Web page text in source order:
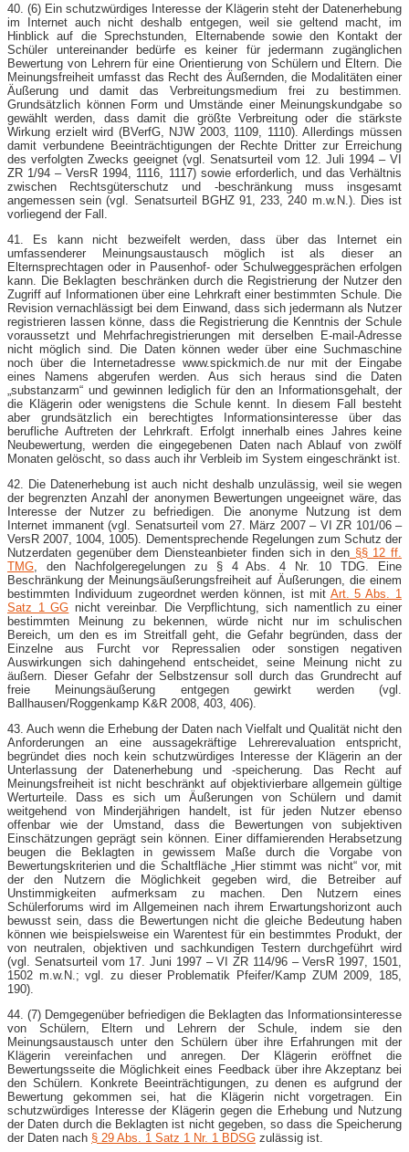
40. (6) Ein schutzwürdiges Interesse der Klägerin steht der Datenerhebung
im Internet auch nicht deshalb entgegen, weil sie geltend macht, im
Hinblick auf die Sprechstunden, Elternabende sowie den Kontakt der
Schüler untereinander bedürfe es keiner für jedermann zugänglichen
Bewertung von Lehrern für eine Orientierung von Schülern und Eltern. Die
Meinungsfreiheit umfasst das Recht des Äußernden, die Modalitäten einer
Äußerung und damit das Verbreitungsmedium frei zu bestimmen.
Grundsätzlich können Form und Umstände einer Meinungskundgabe so
gewählt werden, dass damit die größte Verbreitung oder die stärkste
Wirkung erzielt wird (BVerfG, NJW 2003, 1109, 1110). Allerdings müssen
damit verbundene Beeinträchtigungen der Rechte Dritter zur Erreichung
des verfolgten Zwecks geeignet (vgl. Senatsurteil vom 12. Juli 1994 – VI
ZR 1/94 – VersR 1994, 1116, 1117) sowie erforderlich, und das Verhältnis
zwischen Rechtsgüterschutz und -beschränkung muss insgesamt
angemessen sein (vgl. Senatsurteil BGHZ 91, 233, 240 m.w.N.). Dies ist
vorliegend der Fall.
41. Es kann nicht bezweifelt werden, dass über das Internet ein
umfassenderer Meinungsaustausch möglich ist als dieser an
Elternsprechtagen oder in Pausenhof- oder Schulweggesprächen erfolgen
kann. Die Beklagten beschränken durch die Registrierung der Nutzer den
Zugriff auf Informationen über eine Lehrkraft einer bestimmten Schule. Die
Revision vernachlässigt bei dem Einwand, dass sich jedermann als Nutzer
registrieren lassen könne, dass die Registrierung die Kenntnis der Schule
voraussetzt und Mehrfachregistrierungen mit derselben E-​mail-​Adresse
nicht möglich sind. Die Daten können weder über eine Suchmaschine
noch über die Internetadresse www.spickmich.de nur mit der Eingabe
eines Namens abgerufen werden. Aus sich heraus sind die Daten
„substanzarm“ und gewinnen lediglich für den an Informationsgehalt, der
die Klägerin oder wenigstens die Schule kennt. In diesem Fall besteht
aber grundsätzlich ein berechtigtes Informationsinteresse über das
berufliche Auftreten der Lehrkraft. Erfolgt innerhalb eines Jahres keine
Neubewertung, werden die eingegebenen Daten nach Ablauf von zwölf
Monaten gelöscht, so dass auch ihr Verbleib im System eingeschränkt ist.
42. Die Datenerhebung ist auch nicht deshalb unzulässig, weil sie wegen
der begrenzten Anzahl der anonymen Bewertungen ungeeignet wäre, das
Interesse der Nutzer zu befriedigen. Die anonyme Nutzung ist dem
Internet immanent (vgl. Senatsurteil vom 27. März 2007 – VI ZR 101/06 –
VersR 2007, 1004, 1005). Dementsprechende Regelungen zum Schutz der
Nutzerdaten gegenüber dem Diensteanbieter finden sich in den§§ 12 ff.
TMG , den Nachfolgeregelungen zu § 4 Abs. 4 Nr. 10 TDG. Eine
Beschränkung der Meinungsäußerungsfreiheit auf Äußerungen, die einem
bestimmten Individuum zugeordnet werden können, ist mit Art. 5 Abs. 1
Satz 1 GG nicht vereinbar. Die Verpflichtung, sich namentlich zu einer
bestimmten Meinung zu bekennen, würde nicht nur im schulischen
Bereich, um den es im Streitfall geht, die Gefahr begründen, dass der
Einzelne aus Furcht vor Repressalien oder sonstigen negativen
Auswirkungen sich dahingehend entscheidet, seine Meinung nicht zu
äußern. Dieser Gefahr der Selbstzensur soll durch das Grundrecht auf
freie Meinungsäußerung entgegen gewirkt werden (vgl.
Ballhausen/Roggenkamp K&R 2008, 403, 406).
43. Auch wenn die Erhebung der Daten nach Vielfalt und Qualität nicht den
Anforderungen an eine aussagekräftige Lehrerevaluation entspricht,
begründet dies noch kein schutzwürdiges Interesse der Klägerin an der
Unterlassung der Datenerhebung und -speicherung. Das Recht auf
Meinungsfreiheit ist nicht beschränkt auf objektivierbare allgemein gültige
Werturteile. Dass es sich um Äußerungen von Schülern und damit
weitgehend von Minderjährigen handelt, ist für jeden Nutzer ebenso
offenbar wie der Umstand, dass die Bewertungen von subjektiven
Einschätzungen geprägt sein können. Einer diffamierenden Herabsetzung
beugen die Beklagten in gewissem Maße durch die Vorgabe von
Bewertungskriterien und die Schaltfläche „Hier stimmt was nicht“ vor, mit
der den Nutzern die Möglichkeit gegeben wird, die Betreiber auf
Unstimmigkeiten aufmerksam zu machen. Den Nutzern eines
Schülerforums wird im Allgemeinen nach ihrem Erwartungshorizont auch
bewusst sein, dass die Bewertungen nicht die gleiche Bedeutung haben
können wie beispielsweise ein Warentest für ein bestimmtes Produkt, der
von neutralen, objektiven und sachkundigen Testern durchgeführt wird
(vgl. Senatsurteil vom 17. Juni 1997 – VI ZR 114/96 – VersR 1997, 1501,
1502 m.w.N.; vgl. zu dieser Problematik Pfeifer/Kamp ZUM 2009, 185,
190).
44. (7) Demgegenüber befriedigen die Beklagten das Informationsinteresse
von Schülern, Eltern und Lehrern der Schule, indem sie den
Meinungsaustausch unter den Schülern über ihre Erfahrungen mit der
Klägerin vereinfachen und anregen. Der Klägerin eröffnet die
Bewertungsseite die Möglichkeit eines Feedback über ihre Akzeptanz bei
den Schülern. Konkrete Beeinträchtigungen, zu denen es aufgrund der
Bewertung gekommen sei, hat die Klägerin nicht vorgetragen. Ein
schutzwürdiges Interesse der Klägerin gegen die Erhebung und Nutzung
der Daten durch die Beklagten ist nicht gegeben, so dass die Speicherung
der Daten nach § 29 Abs. 1 Satz 1 Nr. 1 BDSG zulässig ist.